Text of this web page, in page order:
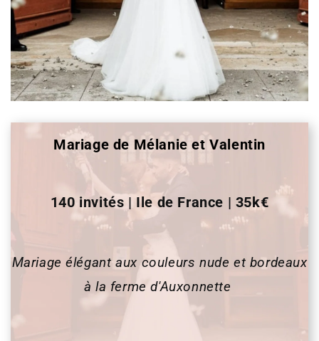
Mariage de Mélanie et Valentin
140 invités | Ile de France | 35k€
Mariage élégant aux couleurs nude et bordeaux
à la ferme d'Auxonnette